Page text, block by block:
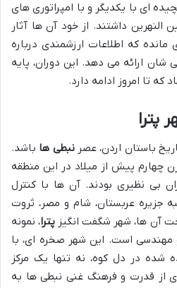
ای با یکدیگر و با امپراتوری های
النهرین داشتند. از خود آن ها آثار
که اطلاعات ارزشمندی درباره
شان ارائه می دهد. این دوران، پایه
که تا امروز ادامه دارد.
پترا
باستان اردن، عصرنبطی ها باشد.
چهارم پیش از میلاد در این منطقه
بی نظیری بودند. آن ها با کنترل
جزیره عربستان، شام و مصر، ثروت
آن ها، شهر شگفت انگیز پترا، نمونه
مهندسی است. این شهر صخره ای، با
شده در دل کوه، نه تنها یک مرکز
از قدرت و فرهنگ غنی نبطی ها به